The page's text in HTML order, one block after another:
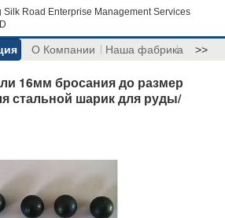
Silk Road Enterprise Management Services
О Компании Наша фабрика >>
16мм бросания до размер
стальной шарик для руды/